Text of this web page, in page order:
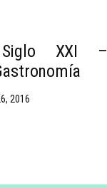
XXI –
2016